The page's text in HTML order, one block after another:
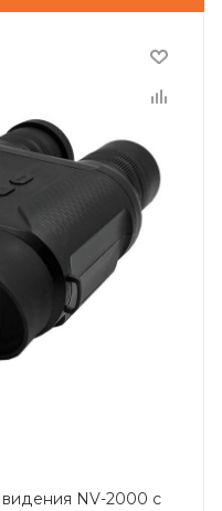
NV-2000 с